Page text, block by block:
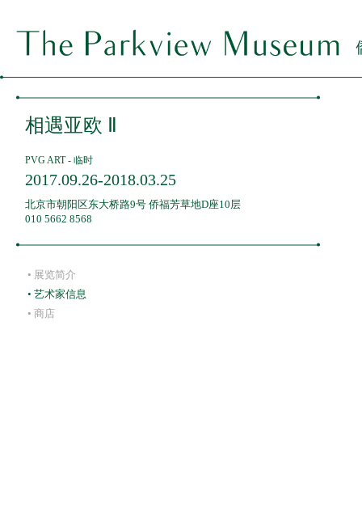
长期
海外
NEWS ·新闻
EDUCATION ·
相遇亚欧 Ⅱ
PVG ART - 临时
2017.09.26-2018.03.25
北京市朝阳区东大桥路9号 侨福芳草地D座10层
010 5662 8568
• 展览简介
• 艺术家信息
• 商店